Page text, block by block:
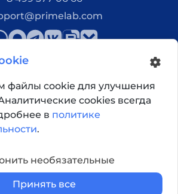
Как добраться?
файлы cookie для улучшения
cookies всегда
в политике
.
необязательные
Принять все